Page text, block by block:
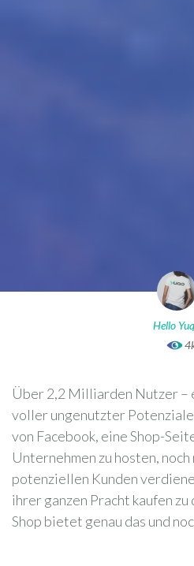
Hello
Über 2,2 Milliarden Nutzer –
voller ungenutzter
von Facebook, eine Shop-
Unternehmen zu hosten,
potenziellen Kunden
ihrer ganzen Pracht kaufen
Shop bietet genau das und